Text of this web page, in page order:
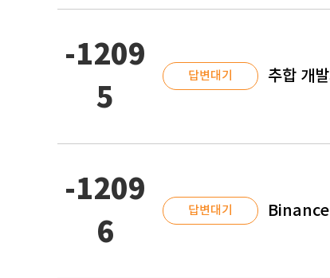
-1209
5
답변대기 추합 개
-1209
6
답변대기